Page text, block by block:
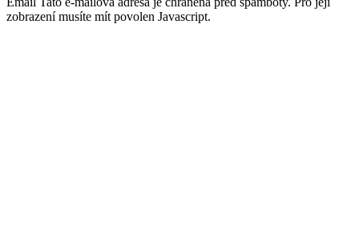
zobrazení musíte mít povolen Javascript.